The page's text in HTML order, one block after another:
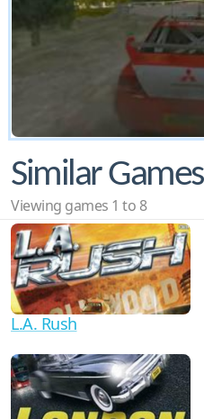
Similar Games
Viewing games 1 to 8
L.A. Rush